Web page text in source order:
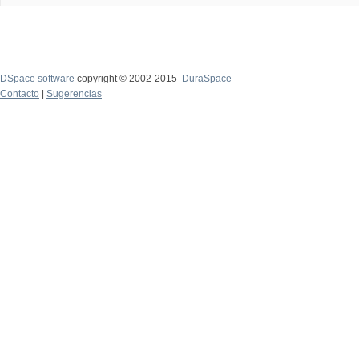
DSpace software copyright © 2002-2015
DuraSpace
Contacto
Sugerencias